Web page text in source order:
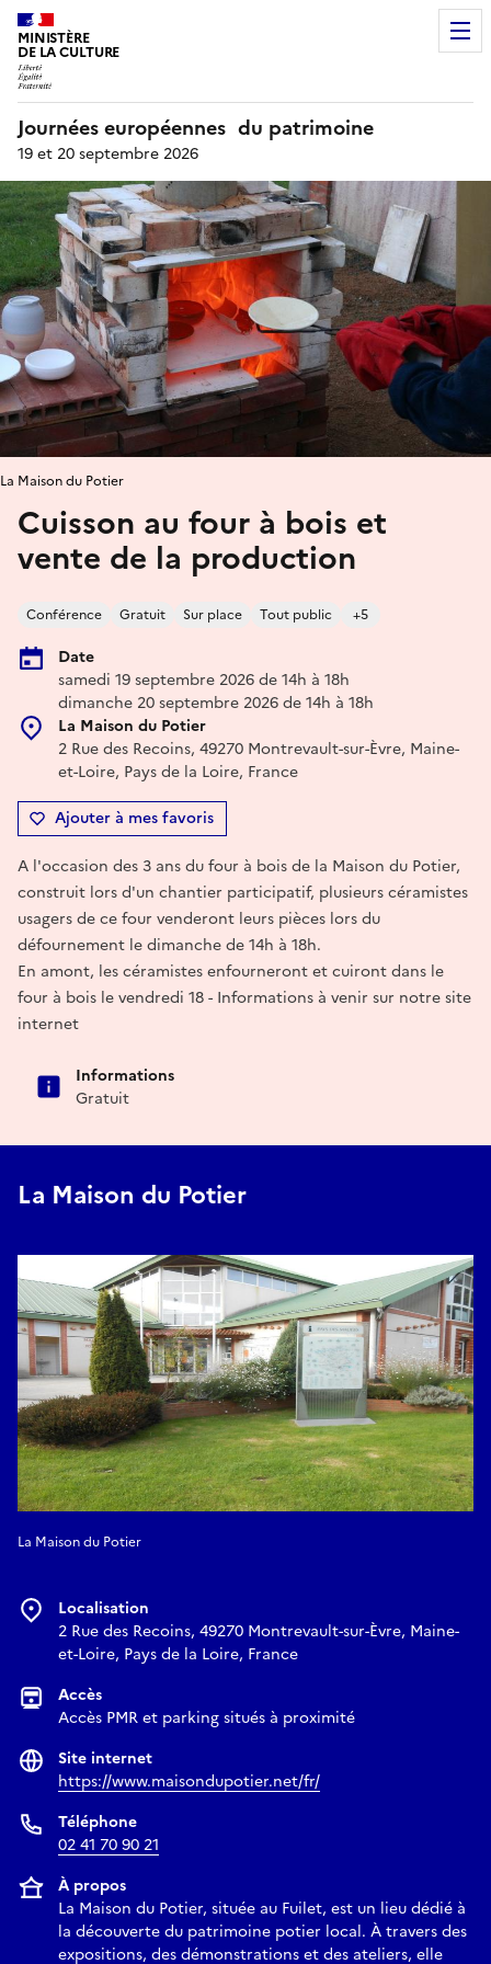
MINISTÈRE
DE LA CULTURE
Journées européennes du patrimoine
19 et 20 septembre 2026
Cuisson au four à bois et
vente de la production
Conférence Gratuit Sur place Tout public +5
Date
samedi 19 septembre 2026 de 14h à 18h
dimanche 20 septembre 2026 de 14h à 18h
La Maison du Potier
2 Rue des Recoins, 49270 Montrevault-sur-Èvre, Maine-
et-Loire, Pays de la Loire, France
Ajouter à mes favoris
La Maison du Potier
A l'occasion des 3 ans du four à bois de la Maison du Potier,
construit lors d'un chantier participatif, plusieurs céramistes
usagers de ce four venderont leurs pièces lors du
défournement le dimanche de 14h à 18h.
En amont, les céramistes enfourneront et cuiront dans le
four à bois le vendredi 18 - Informations à venir sur notre site
internet
Informations
Gratuit
La Maison du Potier
La Maison du Potier
Localisation
2 Rue des Recoins, 49270 Montrevault-sur-Èvre, Maine-
et-Loire, Pays de la Loire, France
Accès
Accès PMR et parking situés à proximité
Site internet
https://www.maisondupotier.net/fr/
Téléphone
02 41 70 90 21
À propos
La Maison du Potier, située au Fuilet, est un lieu dédié à
la découverte du patrimoine potier local. À travers des
expositions, des démonstrations et des ateliers, elle